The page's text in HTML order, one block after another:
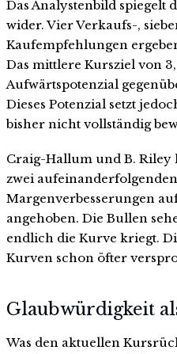
Das Analystenbild spiegelt
wider. Vier Verkaufs-,
Kaufempfehlungen
Das mittlere Kursziel von
Aufwärtspotenzial
Dieses Potenzial setzt
bisher nicht vollständig
Craig-Hallum und B. Riley
zwei
Margenverbesserungen
angehoben. Die Bullen
endlich die Kurve kriegt.
Kurven schon öfter
Glaubwürdigkeit
Was den aktuellen